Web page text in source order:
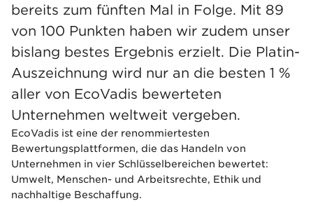
bereits zum fünften Mal in Folge. Mit 89
von 100 Punkten haben wir zudem unser
bislang bestes Ergebnis erzielt. Die Platin-
Auszeichnung wird nur an die besten 1 %
aller von EcoVadis bewerteten
Unternehmen weltweit vergeben.
EcoVadis ist eine der renommiertesten
Bewertungsplattformen, die das Handeln von
Unternehmen in vier Schlüsselbereichen bewertet:
Umwelt, Menschen- und Arbeitsrechte, Ethik und
nachhaltige Beschaffung.